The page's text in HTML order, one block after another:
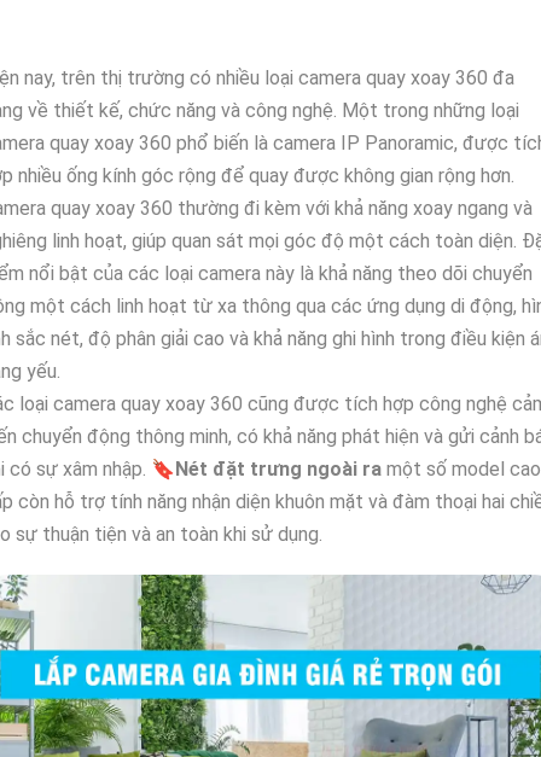
nay, trên thị trường có nhiều loại camera quay xoay 360 đa
về thiết kế, chức năng và công nghệ. Một trong những loại
quay xoay 360 phổ biến là camera IP Panoramic, được
nhiều ống kính góc rộng để quay được không gian rộng hơn.
quay xoay 360 thường đi kèm với khả năng xoay ngang và
linh hoạt, giúp quan sát mọi góc độ một cách toàn diện.
nổi bật của các loại camera này là khả năng theo dõi chuyển
một cách linh hoạt từ xa thông qua các ứng dụng di động,
sắc nét, độ phân giải cao và khả năng ghi hình trong điều kiện
yếu.
loại camera quay xoay 360 cũng được tích hợp công nghệ
chuyển động thông minh, có khả năng phát hiện và gửi cảnh
có sự xâm nhập. 🔖 Nét đặt trưng ngoài ra một số model cao
còn hỗ trợ tính năng nhận diện khuôn mặt và đàm thoại hai
sự thuận tiện và an toàn khi sử dụng.